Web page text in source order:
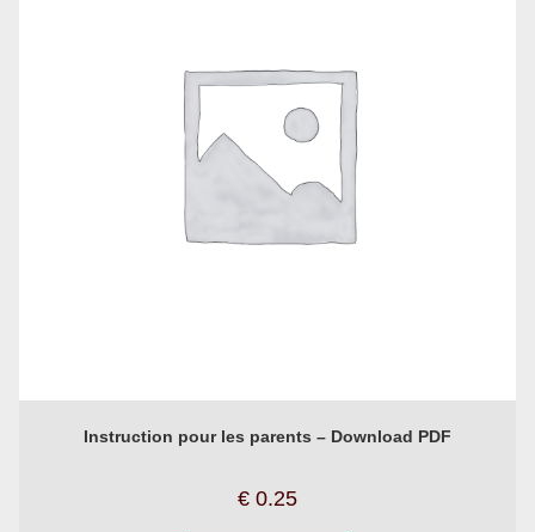
Instruction pour les parents – Download PDF
€ 0.25